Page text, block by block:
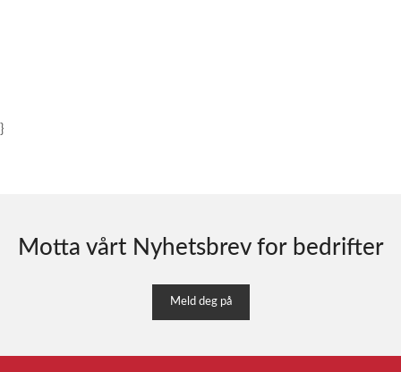
}
Motta vårt Nyhetsbrev for bedrifter
Meld deg på